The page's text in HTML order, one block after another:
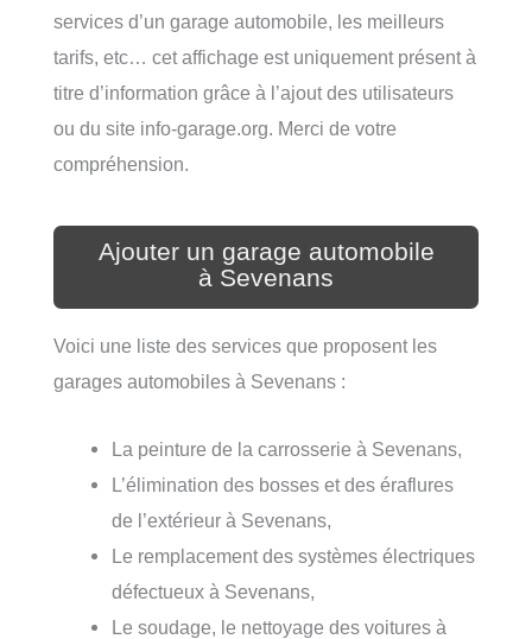
services d’un garage automobile, les meilleurs
tarifs, etc… cet affichage est uniquement présent à
titre d’information grâce à l’ajout des utilisateurs
ou du site info-garage.org. Merci de votre
compréhension.
Ajouter un garage automobile
à Sevenans
Voici une liste des services que proposent les
garages automobiles à Sevenans :
La peinture de la carrosserie à Sevenans,
L’élimination des bosses et des éraflures
de l’extérieur à Sevenans,
Le remplacement des systèmes électriques
défectueux à Sevenans,
Le soudage, le nettoyage des voitures à